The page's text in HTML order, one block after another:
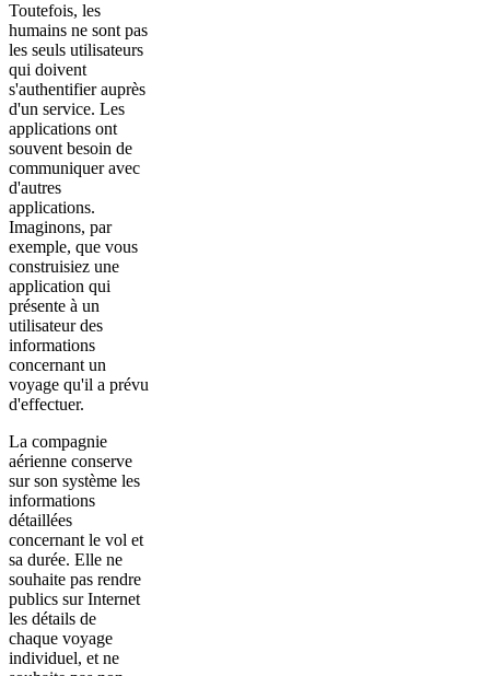
Toutefois, les
humains ne sont pas
les seuls utilisateurs
qui doivent
s'authentifier auprès
d'un service. Les
applications ont
souvent besoin de
communiquer avec
d'autres
applications.
Imaginons, par
exemple, que vous
construisiez une
application qui
présente à un
utilisateur des
informations
concernant un
voyage qu'il a prévu
d'effectuer.
La compagnie
aérienne conserve
sur son système les
informations
détaillées
concernant le vol et
sa durée. Elle ne
souhaite pas rendre
publics sur Internet
les détails de
chaque voyage
individuel, et ne